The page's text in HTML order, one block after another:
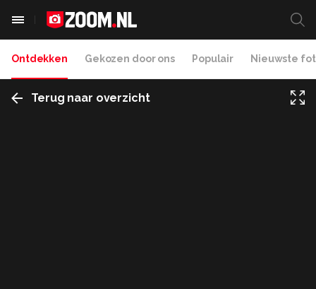
Ontdekken Gekozen door ons Populair Nieuwste
Terug naar overzicht